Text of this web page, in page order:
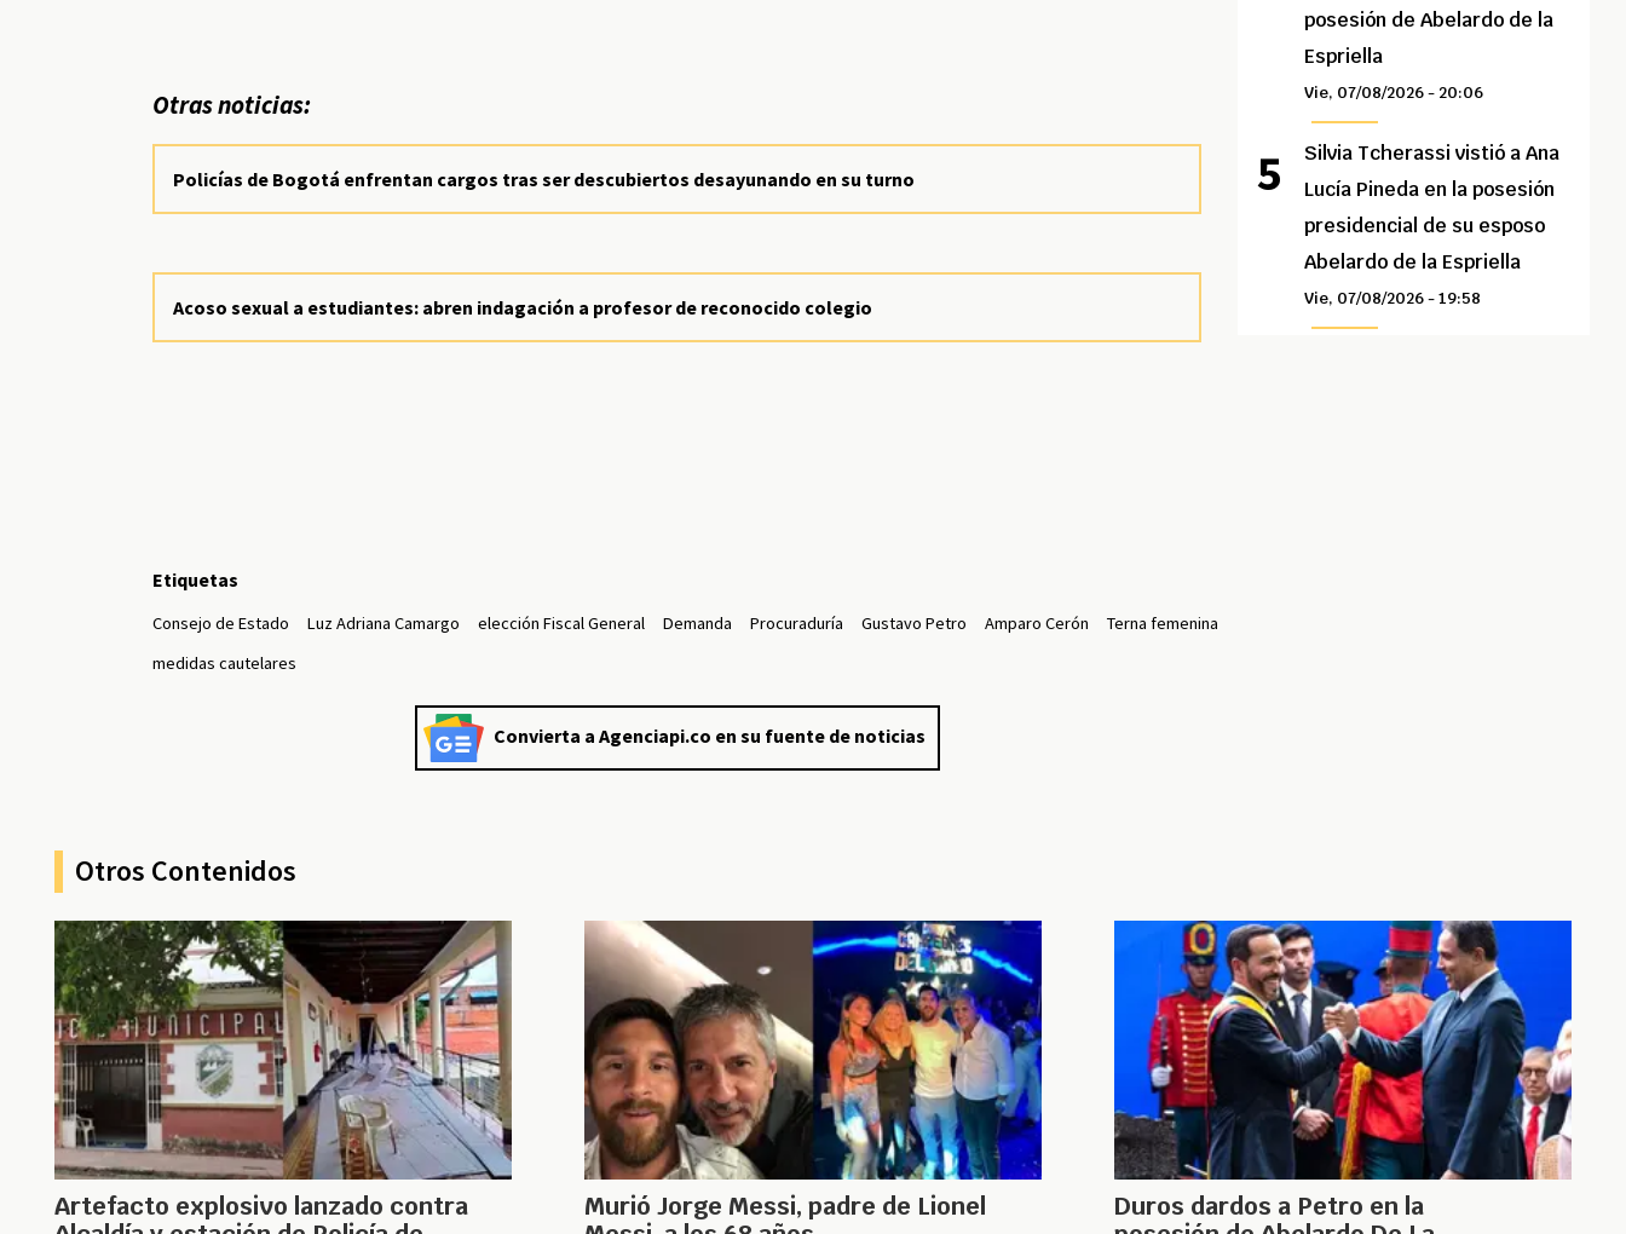
Otras noticias:
Policías de Bogotá enfrentan cargos tras ser descubiertos desayunando en su turno
Acoso sexual a estudiantes: abren indagación a profesor de reconocido colegio
Etiquetas
Consejo de Estado Luz Adriana Camargo elección Fiscal General Demanda Procuraduría Gustavo Petro Amparo Cerón
Terna femenina
medidas cautelares
Convierta a Agenciapi.co en su fuente de noticias
posesión de Abelardo de la
Espriella
Vie, 07/08/2026 - 20:06
Silvia Tcherassi vistió a Ana
Lucía Pineda en la posesión
presidencial de su esposo
Abelardo de la Espriella
Vie, 07/08/2026 - 19:58
Otros Contenidos
Artefacto explosivo lanzado contra
Murió Jorge Messi, padre de Lionel
Duros dardos a Petro en la